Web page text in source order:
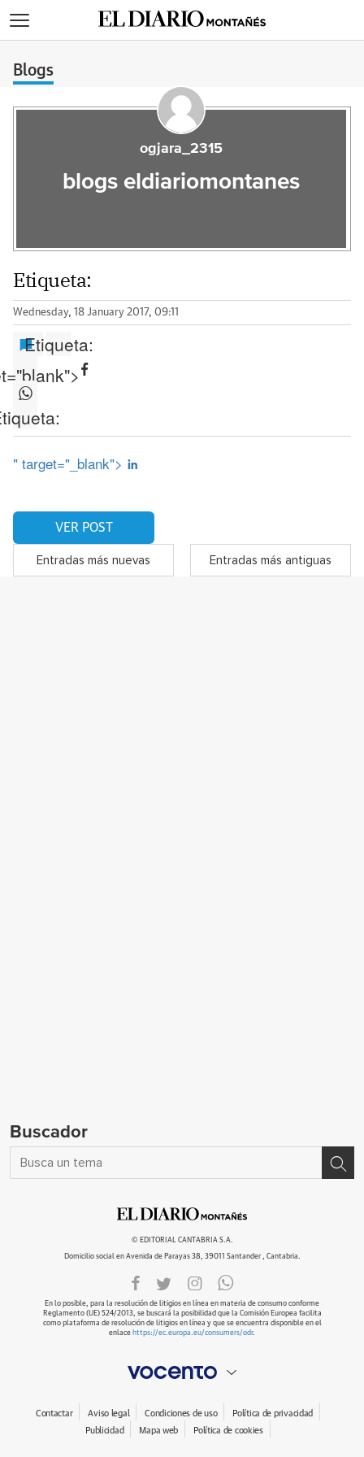
Blogs
ogjara_2315
blogs eldiariomontanes
Etiqueta:
Wednesday, 18 January 2017, 09:11
Etiqueta:
" target="_blank">
VER POST
Entradas más nuevas Entradas más antiguas
Buscador
© EDITORIAL CANTABRIA S.A.
Domicilio social en Avenida de Parayas 38, 39011 Santander , Cantabria.
En lo posible, para la resolución de litigios en línea en materia de consumo conforme
Reglamento (UE) 524/2013, se buscará la posibilidad que la Comisión Europea facilita
como plataforma de resolución de litigios en línea y que se encuentra disponible en el
enlace https://ec.europa.eu/consumers/odr.
Contactar Aviso legal Condiciones de uso
Política de privacidad
Publicidad
Mapa web Política de cookies